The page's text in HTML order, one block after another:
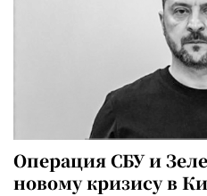
Операция СБУ и
новому кризису в